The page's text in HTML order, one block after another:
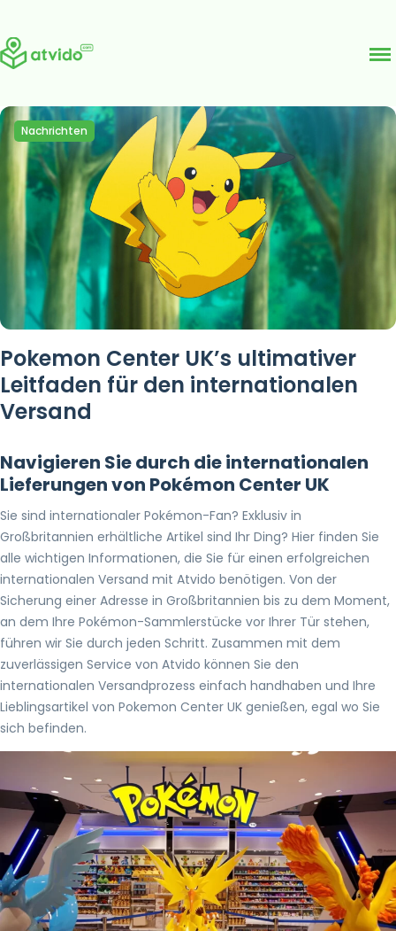
Skip
to
content
Nachrichten
Pokemon Center UK’s ultimativer
Leitfaden für den internationalen
Versand
Navigieren Sie durch die internationalen
Lieferungen von Pokémon Center UK
Sie sind internationaler Pokémon-Fan? Exklusiv in
Großbritannien erhältliche Artikel sind Ihr Ding? Hier finden Sie
alle wichtigen Informationen, die Sie für einen erfolgreichen
internationalen Versand mit Atvido benötigen. Von der
Sicherung einer Adresse in Großbritannien bis zu dem Moment,
an dem Ihre Pokémon-Sammlerstücke vor Ihrer Tür stehen,
führen wir Sie durch jeden Schritt. Zusammen mit dem
zuverlässigen Service von Atvido können Sie den
internationalen Versandprozess einfach handhaben und Ihre
Lieblingsartikel von Pokemon Center UK genießen, egal wo Sie
sich befinden.